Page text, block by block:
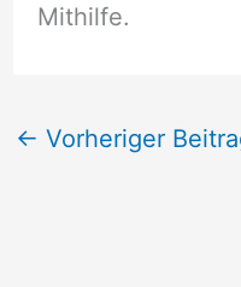
Mithilfe.
← Vorheriger